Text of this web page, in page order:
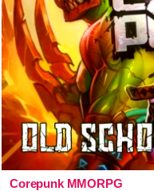
Corepunk MMORPG